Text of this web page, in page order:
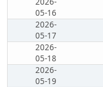
05-16
2026-
05-17
2026-
05-18
2026-
05-19